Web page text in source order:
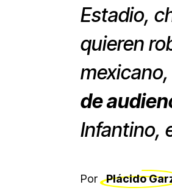
Estadio,
quieren
de
Infantino,
Por Plácido